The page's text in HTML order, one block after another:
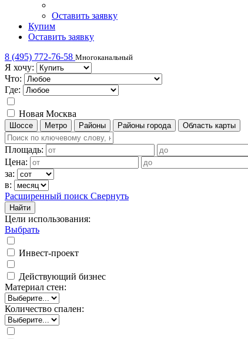
Оставить заявку
Купим
Оставить заявку
8 (495) 772-76-58 Многоканальный
Я хочу:
Что:
Где:
Новая Москва
Шоссе Метро Районы Районы города Область карты
Площадь:
Цена:
за:
в:
Расширенный поиск Свернуть
Найти
Цели использования:
Выбрать
Инвест-проект
Действующий бизнес
Материал стен:
Количество спален: